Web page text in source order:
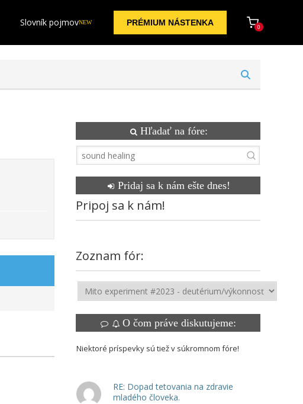
Slovník pojmovNEW PRÉMIUM NÁSTENKA 0
Hľadať na fóre:
Pridaj sa k nám ešte dnes!
Pripoj sa k nám!
Zoznam fór:
O čom práve diskutujeme:
Niektoré príspevky sú tiež v súkromnom fóre!
RE: Dopad tetovania na zdravie
mladého človeka.